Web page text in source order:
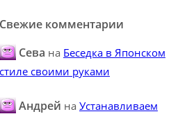
Свежие комментарии
Сева на Беседка в Японском
стиле своими руками
Андрей на Устанавливаем